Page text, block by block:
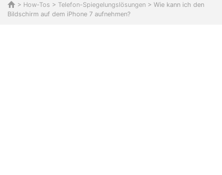
> How-Tos > Telefon-Spiegelungslösungen > Wie kann ich den
Bildschirm auf dem iPhone 7 aufnehmen?